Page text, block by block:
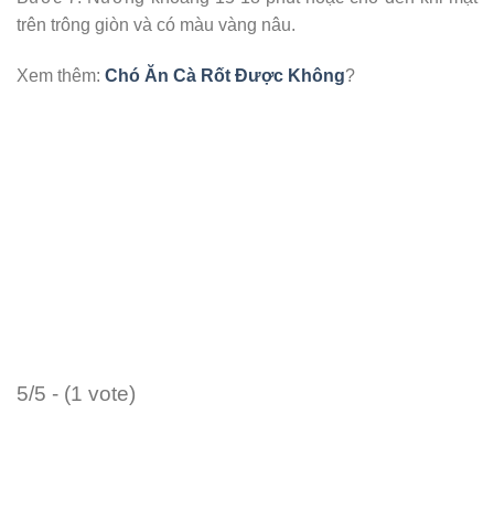
trên trông giòn và có màu vàng nâu.
Xem thêm: Chó Ăn Cà Rốt Được Không?
5/5 - (1 vote)